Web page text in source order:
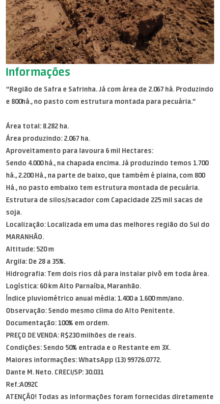
Informações
“Região de Safra e Safrinha. Já com área de 2.067 há. Produzindo
e 800há., no pasto com estrutura montada para pecuária.”
Área total: 8.282 ha.
Área produzindo: 2.067 ha.
Aproveitamento para lavoura 6 mil Hectares:
Sendo 4.000 há., na chapada encima. Já produzindo temos 1.700
há., 2.200 Há., na parte de baixo, que também é plaina, com 800
Há., no pasto embaixo tem estrutura montada de pecuária.
Estrutura de silos/sacador com Capacidade 225 mil sacas de
soja.
Localização: Localizada em uma das melhores região do Sul do
MARANHÃO.
Altitude: 520 m
Argila: De 28 a 35%.
Hidrografia: Tem dois rios dá para instalar pivô em toda área.
Logística: 60 km Alto Parnaíba, Maranhão.
Índice pluviométrico anual média: 1.400 a 1.600 mm/ano.
Observação: Sendo mesmo clima do Alto Penitente.
Documentação: 100% em ordem.
PREÇO DE VENDA: R$230 milhões de reais.
Condições: Sendo 50% entrada e o Restante em 3X.
Maiores informações: WhatsApp (13) 99726.0772.
Dante M. Neto. CRECI/SP: 30.031
Ref.:A092C
ATENÇÃO! Todas as informações foram fornecidas diretamente